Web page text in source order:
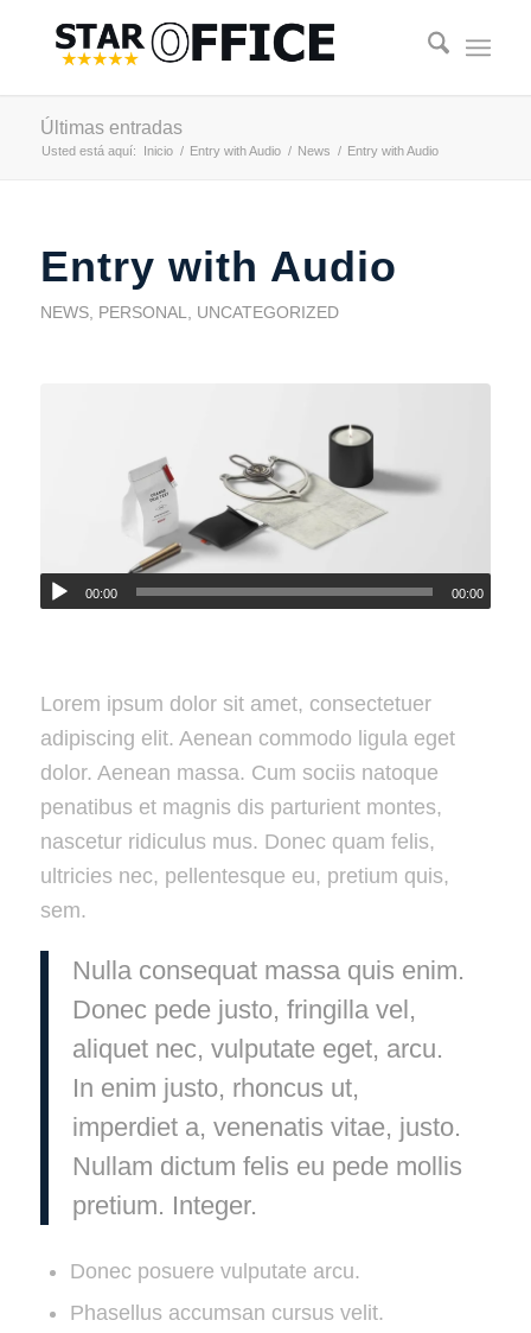
Últimas entradas
Usted está aquí: Inicio / Entry with Audio / News / Entry with Audio
Entry with Audio
NEWS, PERSONAL UNCATEGORIZED
00:00 00:00
Lorem ipsum dolor sit amet, consectetuer
adipiscing elit. Aenean commodo ligula eget
dolor. Aenean massa. Cum sociis natoque
penatibus et magnis dis parturient montes,
nascetur ridiculus mus. Donec quam felis,
ultricies nec, pellentesque eu, pretium quis,
sem.
Nulla consequat massa quis enim.
Donec pede justo, fringilla vel,
aliquet nec, vulputate eget, arcu.
In enim justo, rhoncus ut,
imperdiet a, venenatis vitae, justo.
Nullam dictum felis eu pede mollis
pretium. Integer.
Donec posuere vulputate arcu.
Phasellus accumsan cursus velit.